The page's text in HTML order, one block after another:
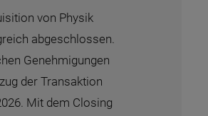
von Physik
abgeschlossen.
Genehmigungen
der Transaktion
Mit dem Closing